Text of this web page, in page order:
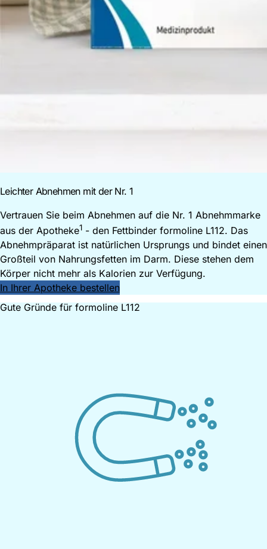
Leichter Abnehmen mit der Nr. 1
Vertrauen Sie beim Abnehmen auf die Nr. 1 Abnehmmarke
aus der Apotheke1 - den Fettbinder formoline L112. Das
Abnehmpräparat ist natürlichen Ursprungs und bindet einen
Großteil von Nahrungsfetten im Darm. Diese stehen dem
Körper nicht mehr als Kalorien zur Verfügung.
In Ihrer Apotheke bestellen
Gute Gründe für formoline L112